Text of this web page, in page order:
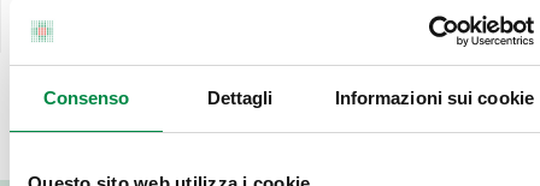
Consenso Dettagli Informazioni sui cookie
Ultimo aggiornamento pagina:
23 Luglio 2026